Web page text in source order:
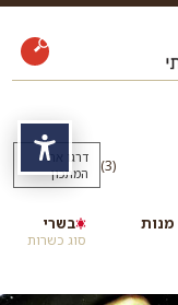
(3
)
דרגו את
המתכון
סוג כשרות
בשרי